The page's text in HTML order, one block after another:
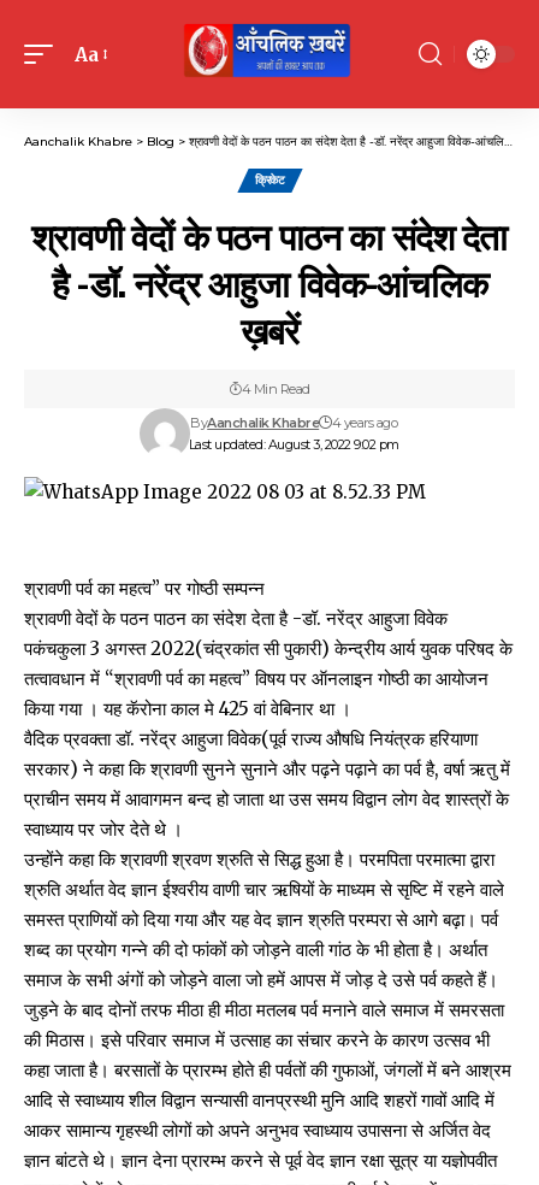
Font
Aa
Aanchalik Khabre > Blog > श्रावणी वेदों के पठन पाठन का संदेश देता है -डॉ. नरेंद्र आहुजा विवेक-आंचलिक ख़बरें
क्रिकेट
श्रावणी वेदों के पठन पाठन का संदेश देता
है -डॉ. नरेंद्र आहुजा विवेक-आंचलिक
ख़बरें
Last updated: August 3, 2022 9:02 pm
ByAanchalik Khabre 4 years ago
4 Min Read
श्रावणी पर्व का महत्व” पर गोष्ठी सम्पन्न
श्रावणी वेदों के पठन पाठन का संदेश देता है -डॉ. नरेंद्र आहुजा विवेक
पकंचकुला 3 अगस्त 2022(चंद्रकांत सी पुकारी) केन्द्रीय आर्य युवक परिषद के
तत्वावधान में “श्रावणी पर्व का महत्व” विषय पर ऑनलाइन गोष्ठी का आयोजन
किया गया । यह कॅरोना काल मे 425 वां वेबिनार था ।
वैदिक प्रवक्ता डॉ. नरेंद्र आहुजा विवेक(पूर्व राज्य औषधि नियंत्रक हरियाणा
सरकार) ने कहा कि श्रावणी सुनने सुनाने और पढ़ने पढ़ाने का पर्व है, वर्षा ऋतु में
प्राचीन समय में आवागमन बन्द हो जाता था उस समय विद्वान लोग वेद शास्त्रों के
स्वाध्याय पर जोर देते थे ।
उन्होंने कहा कि श्रावणी श्रवण श्रुति से सिद्ध हुआ है। परमपिता परमात्मा द्वारा
श्रुति अर्थात वेद ज्ञान ईश्वरीय वाणी चार ऋषियों के माध्यम से सृष्टि में रहने वाले
समस्त प्राणियों को दिया गया और यह वेद ज्ञान श्रुति परम्परा से आगे बढ़ा। पर्व
शब्द का प्रयोग गन्ने की दो फांकों को जोड़ने वाली गांठ के भी होता है। अर्थात
समाज के सभी अंगों को जोड़ने वाला जो हमें आपस में जोड़ दे उसे पर्व कहते हैं।
जुड़ने के बाद दोनों तरफ मीठा ही मीठा मतलब पर्व मनाने वाले समाज में समरसता
की मिठास। इसे परिवार समाज में उत्साह का संचार करने के कारण उत्सव भी
कहा जाता है। बरसातों के प्रारम्भ होते ही पर्वतों की गुफाओं, जंगलों में बने आश्रम
आदि से स्वाध्याय शील विद्वान सन्यासी वानप्रस्थी मुनि आदि शहरों गावों आदि में
आकर सामान्य गृहस्थी लोगों को अपने अनुभव स्वाध्याय उपासना से अर्जित वेद
ज्ञान बांटते थे। ज्ञान देना प्रारम्भ करने से पूर्व वेद ज्ञान रक्षा सूत्र या यज्ञोपवीत